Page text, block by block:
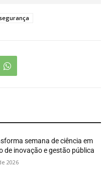
segurança
semana de ciência em
de inovação e gestão pública
2026